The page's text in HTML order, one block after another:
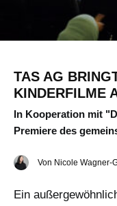
TAS AG
KINDERFILME
In Kooperation mit
Premiere des
Von Nicole Wagner-
Ein